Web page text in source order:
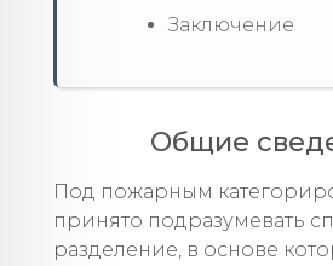
Заключение
Общие
Под пожарным
принято подразумевать
разделение, в основе